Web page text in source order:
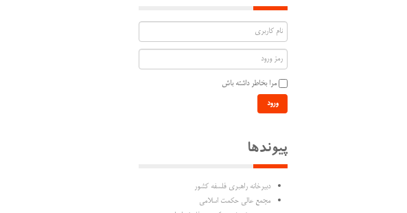
مرا بخاطر داشته باش
ورود
پیوندها
دبیرخانه راهبری فلسفه کشور
مجمع عالی حکمت اسلامی